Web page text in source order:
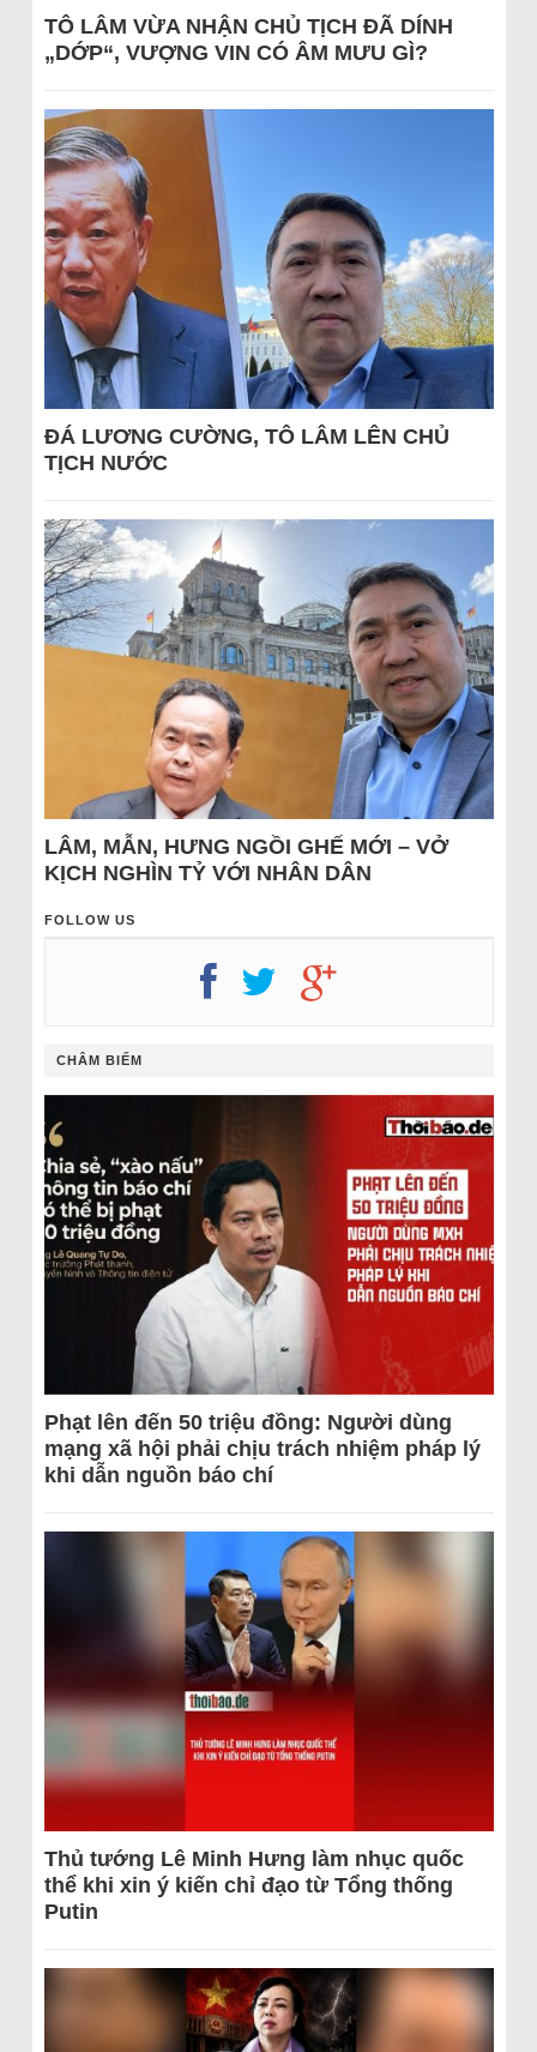
TÔ LÂM VỪA NHẬN CHỦ TỊCH ĐÃ DÍNH
„DỚP“, VƯỢNG VIN CÓ ÂM MƯU GÌ?
ĐÁ LƯƠNG CƯỜNG, TÔ LÂM LÊN CHỦ
TỊCH NƯỚC
LÂM, MẪN, HƯNG NGỒI GHẾ MỚI – VỞ
KỊCH NGHÌN TỶ VỚI NHÂN DÂN
FOLLOW US
CHÂM BIẾM
Phạt lên đến 50 triệu đồng: Người dùng
mạng xã hội phải chịu trách nhiệm pháp lý
khi dẫn nguồn báo chí
Thủ tướng Lê Minh Hưng làm nhục quốc
thể khi xin ý kiến chỉ đạo từ Tổng thống
Putin